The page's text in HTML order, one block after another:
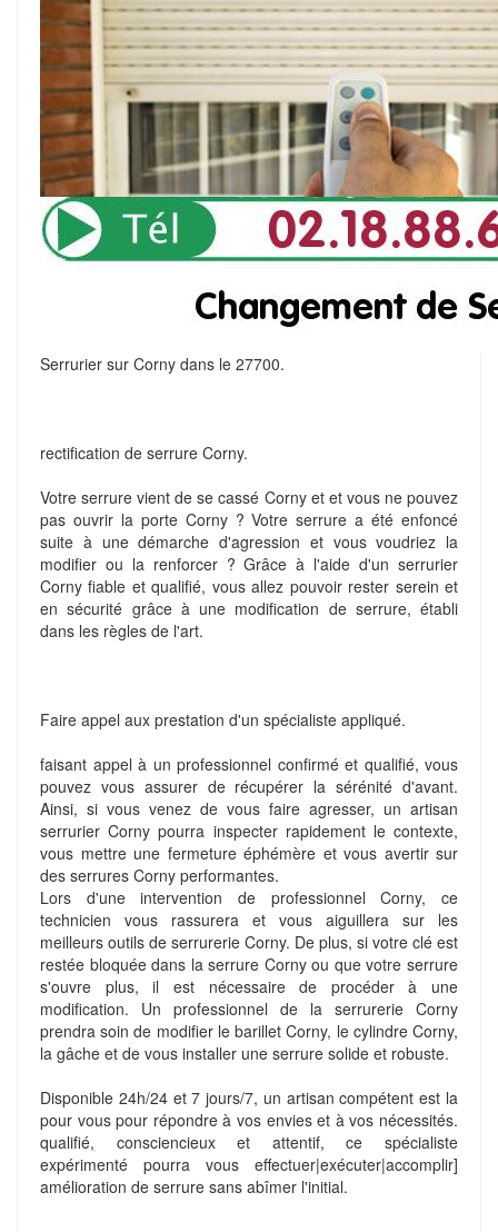
Serrurier sur Corny dans le 27700.
rectification de serrure Corny.
Votre serrure vient de se cassé Corny et et vous ne pouvez
pas ouvrir la porte Corny ? Votre serrure a été enfoncé
suite à une démarche d'agression et vous voudriez la
modifier ou la renforcer ? Grâce à l'aide d'un serrurier
Corny fiable et qualifié, vous allez pouvoir rester serein et
en sécurité grâce à une modification de serrure, établi
dans les règles de l'art.
Faire appel aux prestation d'un spécialiste appliqué.
faisant appel à un professionnel confirmé et qualifié, vous
pouvez vous assurer de récupérer la sérénité d'avant.
Ainsi, si vous venez de vous faire agresser, un artisan
serrurier Corny pourra inspecter rapidement le contexte,
vous mettre une fermeture éphémère et vous avertir sur
des serrures Corny performantes.
Lors d'une intervention de professionnel Corny, ce
technicien vous rassurera et vous aiguillera sur les
meilleurs outils de serrurerie Corny. De plus, si votre clé est
restée bloquée dans la serrure Corny ou que votre serrure
s'ouvre plus, il est nécessaire de procéder à une
modification. Un professionnel de la serrurerie Corny
prendra soin de modifier le barillet Corny, le cylindre Corny,
la gâche et de vous installer une serrure solide et robuste.
Disponible 24h/24 et 7 jours/7, un artisan compétent est la
pour vous pour répondre à vos envies et à vos nécessités.
qualifié, consciencieux et attentif, ce spécialiste
expérimenté pourra vous effectuer|exécuter|accomplir]
amélioration de serrure sans abîmer l'initial.